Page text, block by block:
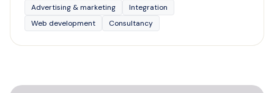
Advertising & marketing
Integration
Web development
Consultancy